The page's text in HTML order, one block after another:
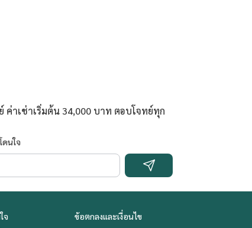
าเช่าเริ่มต้น 34,000 บาท ตอบโจทย์ทุก
ดนใจ
จ
ข้อตกลงและเงื่อนไข